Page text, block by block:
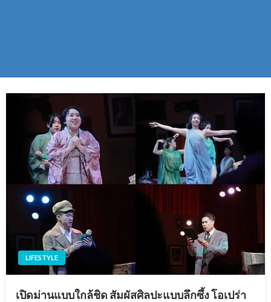
LIFESTYLE
เปิดม่านแบบใกล้ชิด สัมผัสศิลปะแบบลึกซึ้ง โอเปร่า